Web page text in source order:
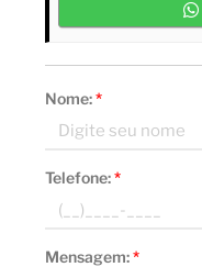
Nome:*
Telefone:*
Mensagem:*